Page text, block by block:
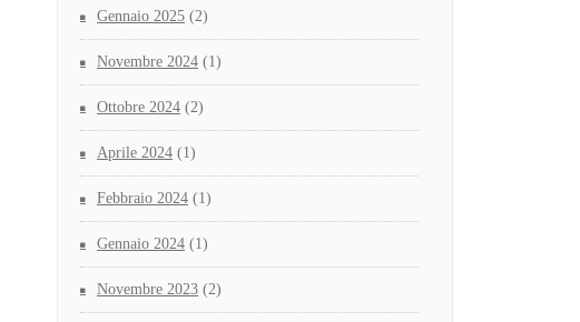
Gennaio 2025 (2)
Novembre 2024 (1)
Ottobre 2024 (2)
Aprile 2024 (1)
Febbraio 2024 (1)
Gennaio 2024 (1)
Novembre 2023 (2)